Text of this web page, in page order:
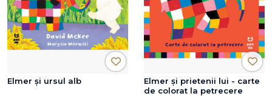
Elmer și ursul alb
Elmer și prietenii lui - carte
de colorat la petrecere